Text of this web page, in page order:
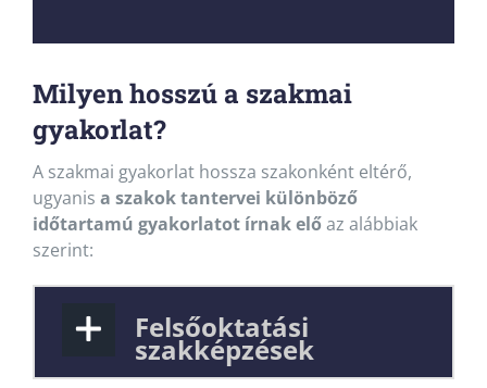
Milyen hosszú a szakmai
gyakorlat?
A szakmai gyakorlat hossza szakonként eltérő,
ugyanis a szakok tantervei különböző
időtartamú gyakorlatot írnak előaz alábbiak
szerint:
Felsőoktatási
szakképzések